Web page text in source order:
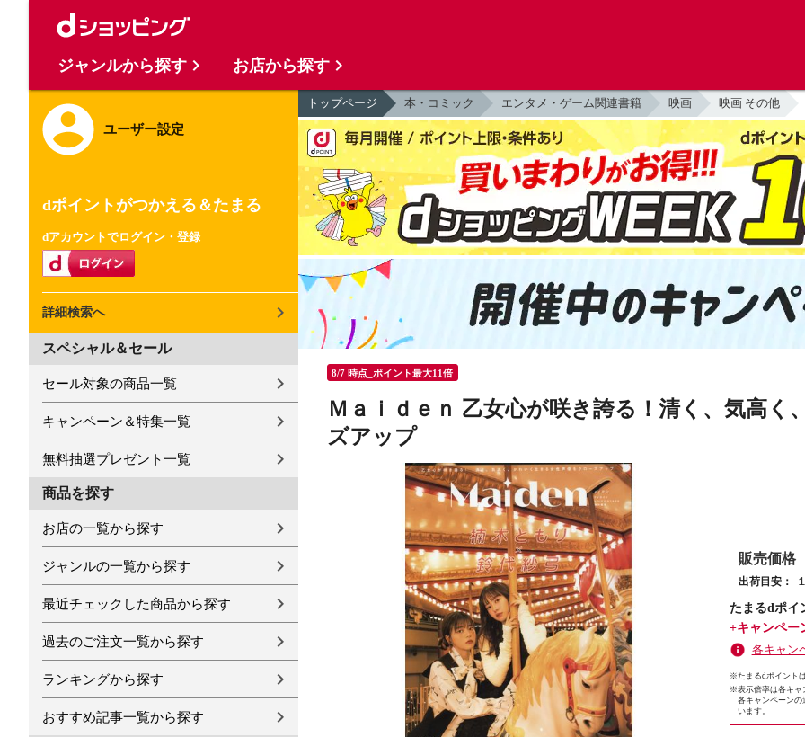
ユーザー設定
dポイントがつかえる＆たまる
dアカウントでログイン・登録
詳細検索へ
スペシャル＆セール
セール対象の商品一覧
キャンペーン＆特集一覧
無料抽選プレゼント一覧
商品を探す
お店の一覧から探す
ジャンルの一覧から探す
最近チェックした商品から探す
過去のご注文一覧から探す
ランキングから探す
おすすめ記事一覧から探す
トップページ 本・コミック エンタメ・ゲーム関連書籍 映画 映画 その他
8/7 時点_ポイント最大11倍
Ｍａｉｄｅｎ 乙女心が咲き誇る！清く、気高
ズアップ
販売価格
出荷目安：
たまるdポイ
+キャンペー
各キャン
※たまるdポイント
※表示倍率は各キャ
各キャンペーンの
います。
ジャンルから探す お店から探す